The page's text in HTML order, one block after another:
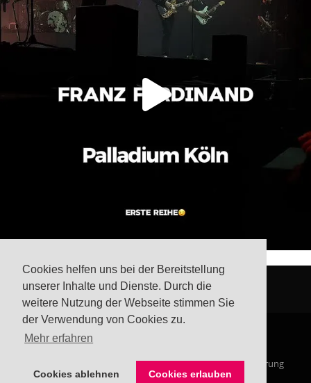
Cookies helfen uns bei der Bereitstellung
unserer Inhalte und Dienste. Durch die
weitere Nutzung der Webseite stimmen Sie
der Verwendung von Cookies zu.
Mehr erfahren
Cookies ablehnen Cookies erlauben
Impressum Datenschutzerklärung